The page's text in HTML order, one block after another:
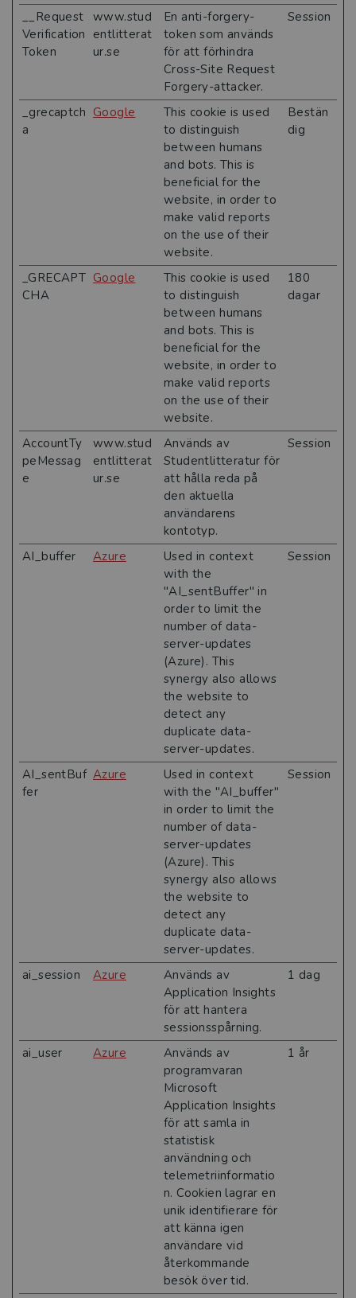
__Request
Verification
Token
www.stud
entlitterat
ur.se
En anti-forgery-
token som används
för att förhindra
Cross-Site Request
Forgery-attacker.
Session
_grecaptch
a
Google
This cookie is used
to distinguish
between humans
and bots. This is
beneficial for the
website, in order to
make valid reports
on the use of their
website.
Bestän
dig
_GRECAPT
CHA
Google
This cookie is used
to distinguish
between humans
and bots. This is
beneficial for the
website, in order to
make valid reports
on the use of their
website.
180
dagar
AccountTy
peMessag
e
www.stud
entlitterat
ur.se
Används av
Studentlitteratur för
att hålla reda på
den aktuella
användarens
kontotyp.
Session
AI_buffer Azure
Used in context
with the
"AI_sentBuffer" in
order to limit the
number of data-
server-updates
(Azure). This
synergy also allows
the website to
detect any
duplicate data-
server-updates.
Session
AI_sentBuf
fer
Azure
Used in context
with the "AI_buffer"
in order to limit the
number of data-
server-updates
(Azure). This
synergy also allows
the website to
detect any
duplicate data-
server-updates.
Session
ai_session Azure
Används av
Application Insights
för att hantera
sessionsspårning.
1 dag
ai_user Azure
Används av
programvaran
Microsoft
Application Insights
för att samla in
statistisk
användning och
telemetriinformatio
n. Cookien lagrar en
unik identifierare för
att känna igen
användare vid
återkommande
besök över tid.
1 år